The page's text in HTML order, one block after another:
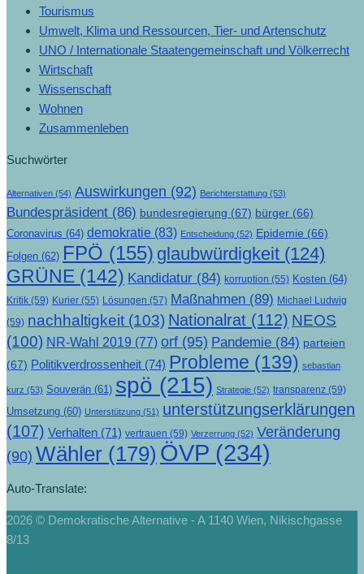
Tourismus
Umwelt, Klima und Ressourcen, Tier- und Artenschutz
UNO / Internationale Staatengemeinschaft und Völkerrecht
Wirtschaft
Wissenschaft
Wohnen
Zusammenleben
Suchwörter
Alternativen (54) Auswirkungen (92) Berichterstattung (53)
Bundespräsident (86) bundesregierung (67) bürger (66)
Coronavirus (64) demokratie (83) Entscheidung (52) Epidemie (66)
Folgen (62) FPÖ (155) glaubwürdigkeit (124)
GRÜNE (142) Kandidatur (84) korruption (55) Kosten (64)
Kritik (59) Kurier (55) Lösungen (57) Maßnahmen (89) Michael Ludwig
(59) nachhaltigkeit (103) Nationalrat (112) NEOS
(100) NR-Wahl 2019 (77) orf (95) Pandemie (84) parteien
(67) Politikverdrossenheit (74) Probleme (139) sebastian
kurz (53) Souverän (61) spö (215) Strategie (52) transparenz (59)
Umsetzung (60) Unterstützung (51) unterstützungserklärungen
(107) Verhalten (71) vertrauen (59) Verzerrung (52) Veränderung
(90) Wähler (179) ÖVP (234)
Auto-Translate:
2026 © Demokratische Alternative - A 1140 Wien, Nikischgasse
8/13